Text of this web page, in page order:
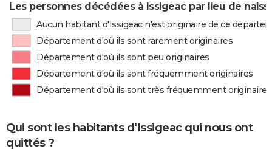
Les personnes décédées à Issigeac par lieu de
Aucun habitant d'Issigeac n'est originaire de ce
Département d'où ils sont rarement originaires
Département d'où ils sont peu originaires
Département d'où ils sont fréquemment originaires
Département d'où ils sont très fréquemment originaires
Qui sont les habitants d'Issigeac qui nous ont
quittés ?